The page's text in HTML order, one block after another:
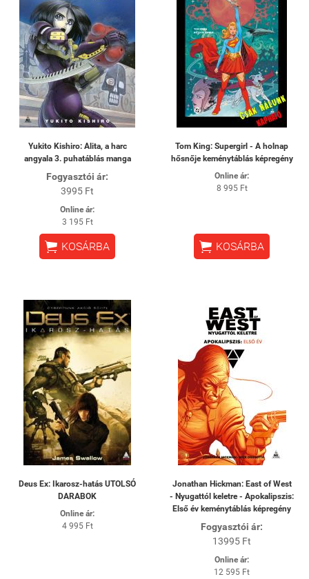
Yukito Kishiro: Alita, a harc
angyala 3. puhatáblás manga
Fogyasztói ár:
3995 Ft
Online ár:
3 195 Ft
 KOSÁRBA
Tom King: Supergirl - A holnap
hősnője keménytáblás képregény
Online ár:
8 995 Ft
 KOSÁRBA
Deus Ex: Ikarosz-hatás UTOLSÓ
DARABOK
Online ár:
4 995 Ft
Jonathan Hickman: East of West
- Nyugattól keletre - Apokalipszis:
Első év keménytáblás képregény
Fogyasztói ár:
13995 Ft
Online ár:
12 595 Ft